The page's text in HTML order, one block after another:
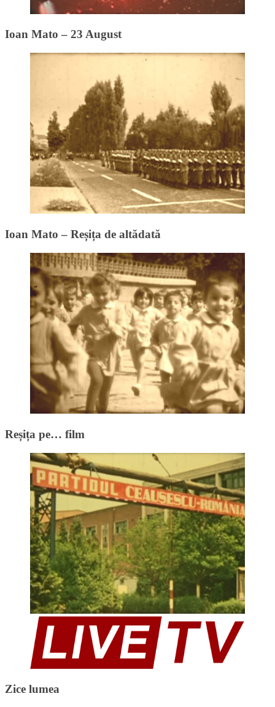
Ioan Mato – 23 August
Ioan Mato – Reșița de altădată
Reșița pe… film
Zice lumea